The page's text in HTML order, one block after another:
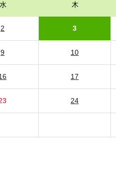
水 木
2 3
9 10
17
24